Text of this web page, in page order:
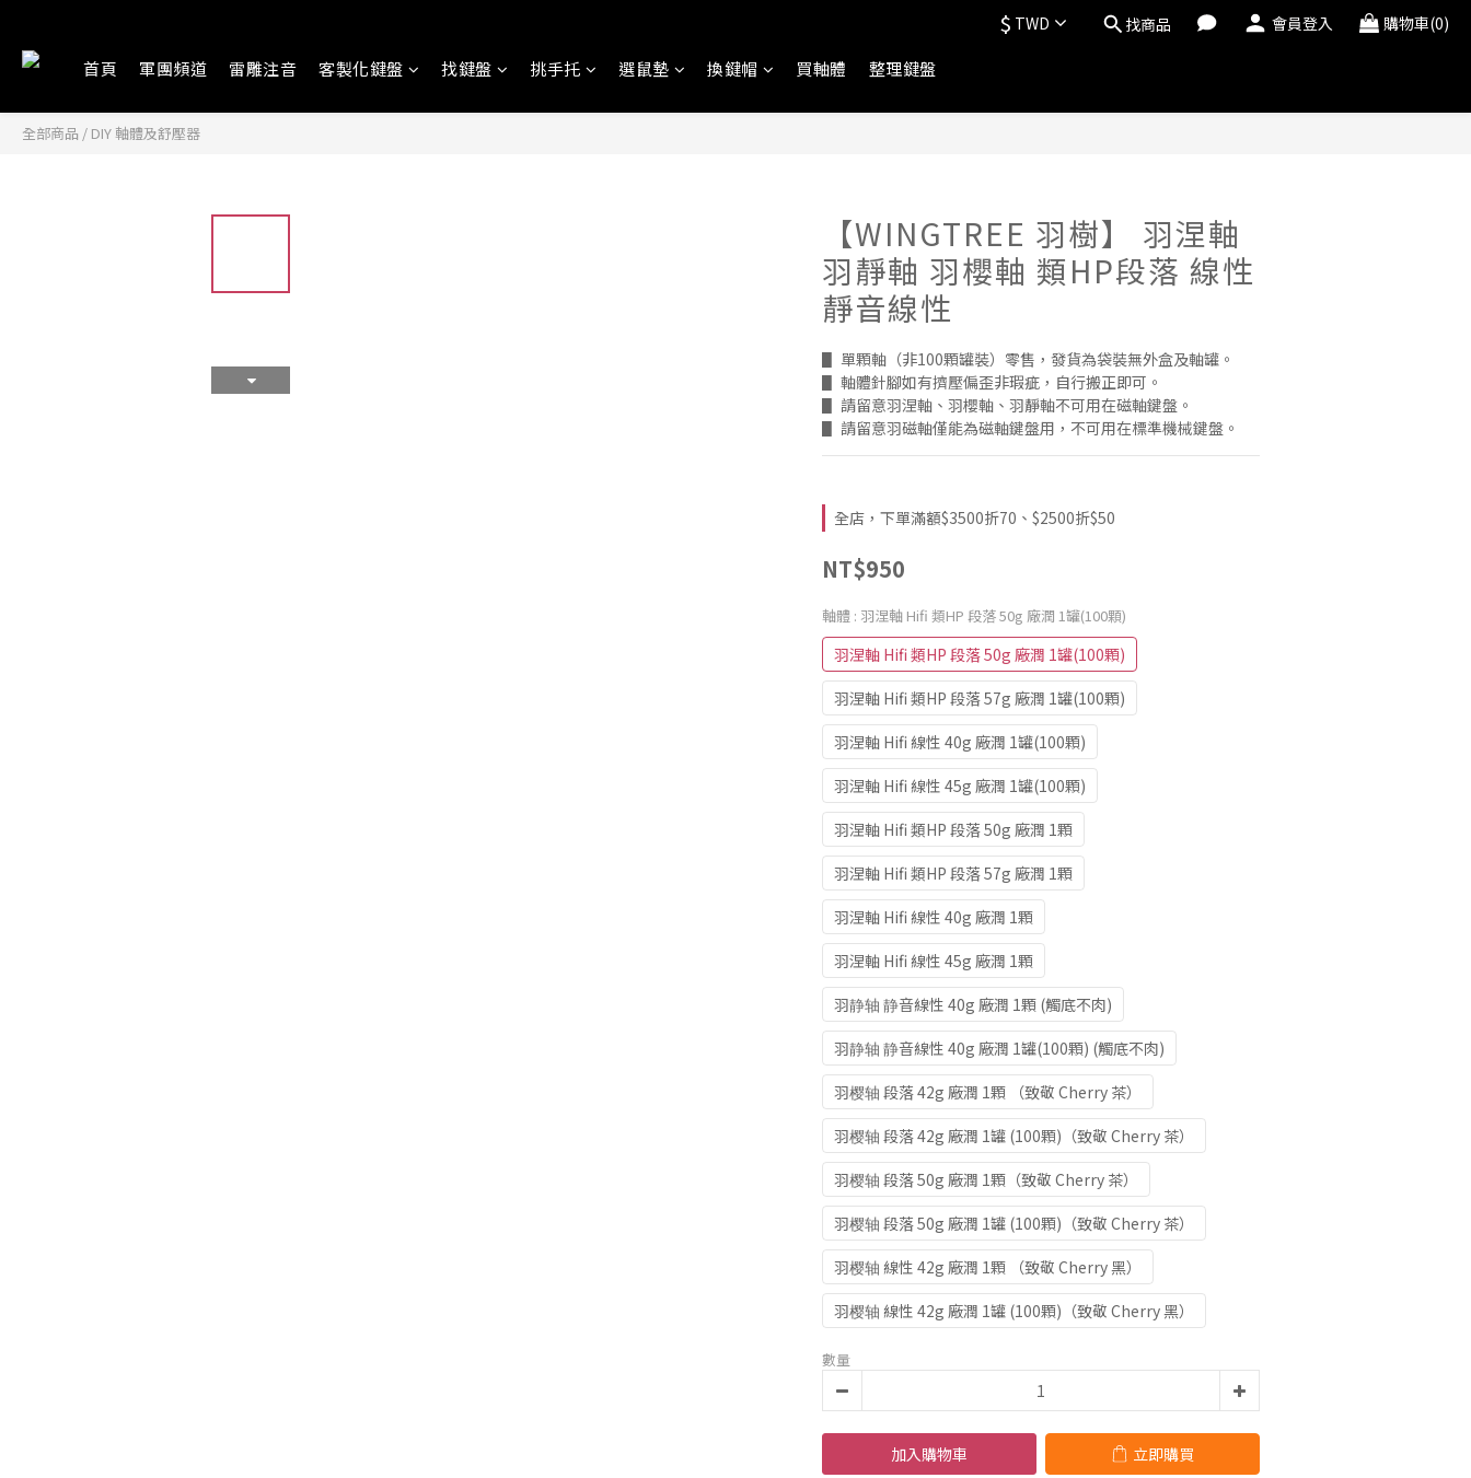
$ TWD 找商品 會員登入 購物車(0)
首頁 軍團頻道 雷雕注音 客製化鍵盤 找鍵盤 挑手托 選鼠墊 換鍵帽 買軸體 整理鍵盤
全部商品 / DIY 軸體及舒壓器
【WINGTREE 羽樹】 羽涅軸
羽靜軸 羽櫻軸 類HP段落 線性
靜音線性
▋ 單顆軸（非100顆罐裝）零售，發貨為袋裝無外盒及軸罐。
▋ 軸體針腳如有擠壓偏歪非瑕疵，自行搬正即可。
▋ 請留意羽涅軸、羽櫻軸、羽靜軸不可用在磁軸鍵盤。
▋ 請留意羽磁軸僅能為磁軸鍵盤用，不可用在標準機械鍵盤。
全店，下單滿額$3500折70、$2500折$50
NT$950
軸體 : 羽涅軸 Hifi 類HP 段落 50g 廠潤 1罐(100顆)
羽涅軸 Hifi 類HP 段落 50g 廠潤 1罐(100顆)
羽涅軸 Hifi 類HP 段落 57g 廠潤 1罐(100顆)
羽涅軸 Hifi 線性 40g 廠潤 1罐(100顆)
羽涅軸 Hifi 線性 45g 廠潤 1罐(100顆)
羽涅軸 Hifi 類HP 段落 50g 廠潤 1顆
羽涅軸 Hifi 類HP 段落 57g 廠潤 1顆
羽涅軸 Hifi 線性 40g 廠潤 1顆
羽涅軸 Hifi 線性 45g 廠潤 1顆
羽静轴 静音線性 40g 廠潤 1顆 (觸底不肉)
羽静轴 静音線性 40g 廠潤 1罐(100顆) (觸底不肉)
羽樱轴 段落 42g 廠潤 1顆 （致敬 Cherry 茶）
羽樱轴 段落 42g 廠潤 1罐 (100顆)（致敬 Cherry 茶）
羽樱轴 段落 50g 廠潤 1顆（致敬 Cherry 茶）
羽樱轴 段落 50g 廠潤 1罐 (100顆)（致敬 Cherry 茶）
羽樱轴 線性 42g 廠潤 1顆 （致敬 Cherry 黑）
羽樱轴 線性 42g 廠潤 1罐 (100顆)（致敬 Cherry 黑）
數量
加入購物車 立即購買